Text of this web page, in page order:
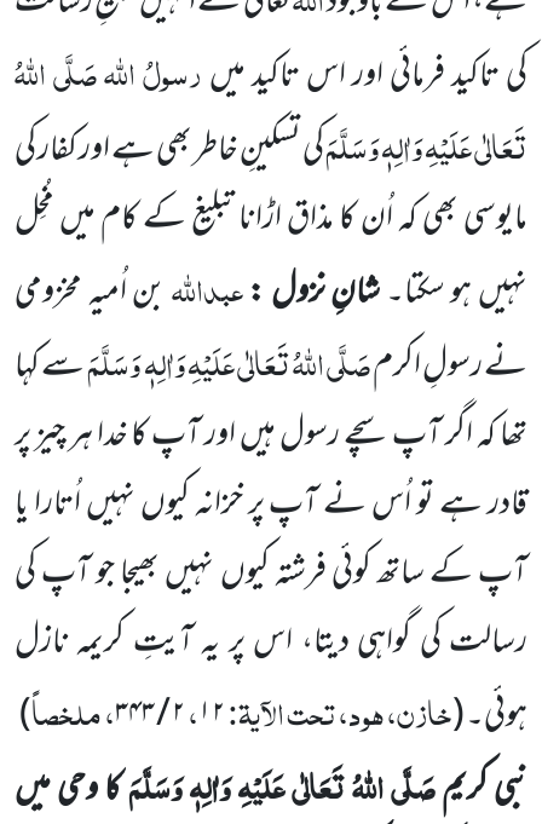
کی تاکید فرمائی اور اس تاکید میںرسولُ اللہ صَلَّیاللہُ
تَعَالٰی عَلَیْہِ وَاٰلِہٖ وَسَلَّمَکی تسکینِ خاطر بھی ہے اور کفار کی
مایوسی بھی کہ اُنکا مذاق اڑانا تبلیغ کے کام میں مُخِل
نہیں ہو سکتا۔شانِ نزول :عبداللہبن اُمیہ مخزومی
نے رسولِ اکرمصَلَّی اللہُ تَعَالٰی عَلَیْہِ وَاٰلِہٖ وَسَلَّمَسے کہا
تھا کہ اگر آپ سچے رسول ہیں اور آپ کا خدا ہر چیز پر
قادر ہے تو اُس نے آپ پر خزانہ کیوں نہیں اُتارا یا
آپ کے ساتھ کوئی فرشتہ کیوں نہیں بھیجا جو آپ کی
رسالت کی گواہی دیتا، اس پر یہ آیتِ کریمہ نازل
ہوئی۔(خازن، ہود، تحت الآیۃ:۱۲،۲/۳۴۳، ملخصاً)
نبی کریمصَلَّی اللہُ تَعَالٰی عَلَیْہِ وَاٰلِہٖ وَسَلَّمَکا وحی میں